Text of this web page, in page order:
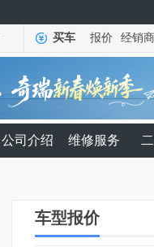
买车 报价 经销商
公司介绍 维修服务
车型报价